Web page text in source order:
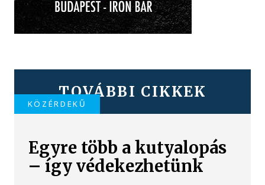
TOVÁBBI CIKKEK
KÖZÉRDEKŰ
Egyre több a kutyalopás
– így védekezhetünk